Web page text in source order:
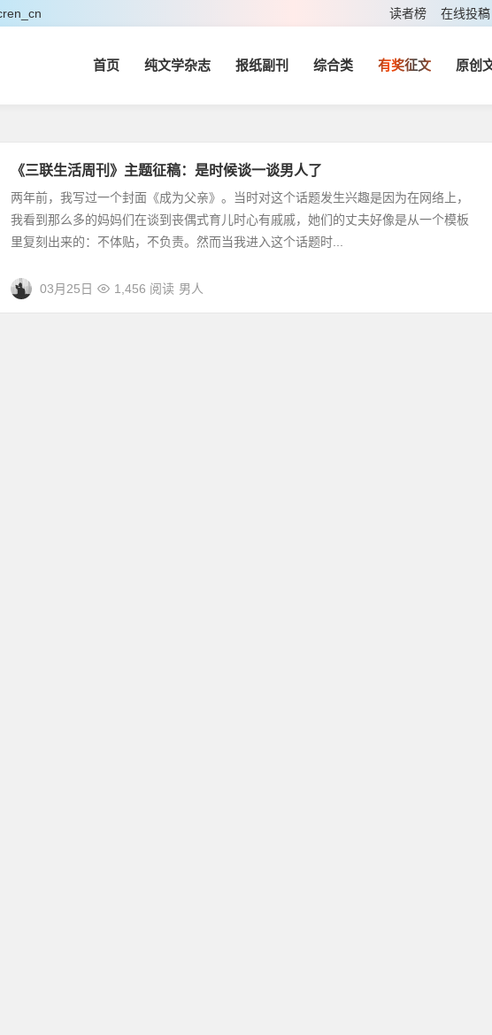
读者榜 在线投稿
首页 纯文学杂志 报纸副刊 综合类 有奖征文 原创
《三联生活周刊》主题征稿：是时候谈一谈男人了
两年前，我写过一个封面《成为父亲》。当时对这个话题发生兴趣是因为在网络上，
我看到那么多的妈妈们在谈到丧偶式育儿时心有戚戚，她们的丈夫好像是从一个模板
里复刻出来的：不体贴，不负责。然而当我进入这个话题时...
03月25日 1,456 阅读 男人